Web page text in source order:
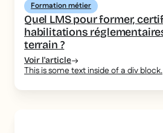
Formation métier
Quel LMS pour former,
habilitations
terrain ?
Voir l'article
This is some text inside of a div block.